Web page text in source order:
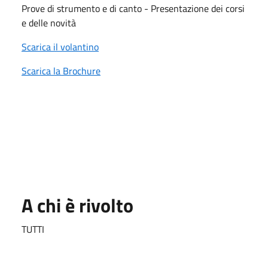
Prove di strumento e di canto - Presentazione dei corsi
e delle novità
Scarica il volantino
Scarica la Brochure
A chi è rivolto
TUTTI